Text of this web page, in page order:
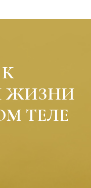
ЖИЗНИ
ТЕЛЕ